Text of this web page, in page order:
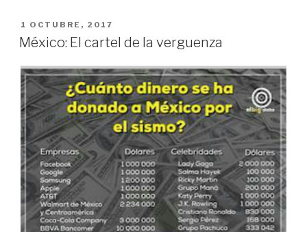
nacional
católica
la
separatista»
PUBLICADO
EL
1 OCTUBRE, 2017
México: El cartel de la verguenza